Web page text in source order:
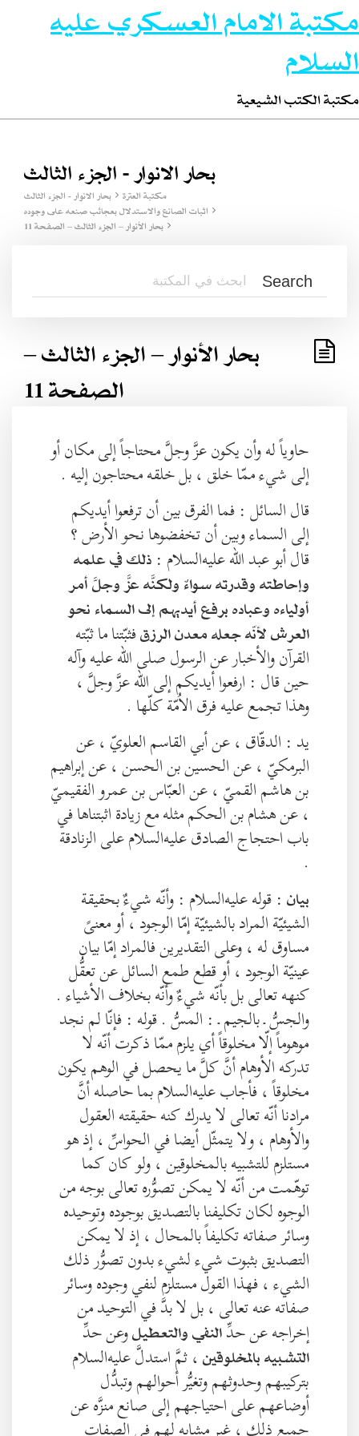
مكتبة الامام العسكري عليه
السلام
مكتبة الكتب الشيعية
بحار الانوار - الجزء الثالث
مكتبة العترة
بحار الانوار - الجزء الثالث
اثبات الصانع والاستدلال بعجائب صنعه على وجوده
بحار الأنوار – الجزء الثالث – الصفحة 11
بحار الأنوار – الجزء الثالث –
الصفحة 11
حاوياً له وأن يكون عزَّ وجلَّ محتاجاً إلى مكان أو
إلى شيء ممّا خلق ، بل خلقه محتاجون إليه .
قال السائل : فما الفرق بين أن ترفعوا أيديكم
إلى السماء وبين أن تخفضوها نحو الأرض ؟
قال أبو عبد الله عليه‌السلام :ذلك في علمه
وإحاطته وقدرته سواءٌ ولكنَّه عزَّ وجلَّ أمر
أولياءه وعباده برفع أيديهم إلى السماء نحو
العرش لأنّه جعله معدن الرزقفثبّتنا ما ثبّته
القرآن والأخبار عن الرسول صلى الله عليه وآله
حين قال : ارفعوا أيديكم إلى الله عزَّ وجلَّ ،
وهذا تجمع عليه فرق الاُمّة كلّها .
يد : الدقّاق ، عن أبي القاسم العلويّ ، عن
البرمكيّ ، عن الحسين بن الحسن ، عن إبراهيم
بن هاشم القميّ ، عن العبّاس بن عمرو الفقيميّ
، عن هشام بن الحكم مثله مع زيادة اثبتناها في
باب احتجاج الصادق عليه‌السلام على الزنادقة
.
بيان : قوله عليه‌السلام : وأنّه شيءٌ بحقيقة
الشيئيّة المراد بالشيئيّة إمّا الوجود ، أو معنىً
مساوق له ، وعلى التقديرين فالمراد إمّا بيان
عينيّة الوجود ، أو قطع طمع السائل عن تعقُّل
كنهه تعالى بل بأنّه شيءٌ وأنّه بخلاف الأشياء .
والجسُّ ـ بالجيم ـ : المسُّ . قوله : فإنّا لم نجد
موهوماً إلّا مخلوقاً أي يلزم ممّا ذكرت أنّه لا
تدركه الأوهام أنَّ كلَّ ما يحصل في الوهم يكون
مخلوقاً ، فأجاب عليه‌السلام بما حاصله أنَّ
مرادنا أنّه تعالى لا يدرك كنه حقيقته العقول
والأوهام ، ولا يتمثّل أيضا في الحواسِّ ، إذ هو
مستلزم للتشبيه بالمخلوقين ، ولو كان كما
توهّمت من أنّه لا يمكن تصوُّره تعالى بوجه من
الوجوه لكان تكليفنا بالتصديق بوجوده وتوحيده
وسائر صفاته تكليفاً بالمحال ، إذ لا يمكن
التصديق بثبوت شيء لشيء بدون تصوُّر ذلك
الشيء ، فهذا القول مستلزم لنفي وجوده وسائر
صفاته عنه تعالى ، بل لا بدَّ في التوحيد من
إخراجه عن حدِّالنفي والتعطيلوعن حدِّ
التشبيه بالمخلوقين، ثمَّ استدلَّ عليه‌السلام
بتركيبهم وحدوثهم وتغيُّر أحوالهم وتبدُّل
أوضاعهم على احتياجهم إلى صانع منزَّه عن
جميع ذلك ، غير مشابه لهم في الصفات